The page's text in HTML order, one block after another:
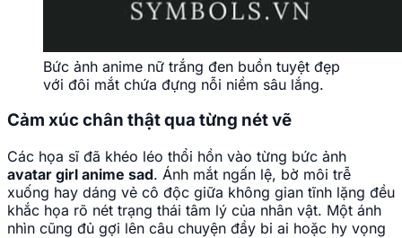
Bức ảnh anime nữ trắng đen buồn tuyệt đẹp
với đôi mắt chứa đựng nỗi niềm sâu lắng.
Cảm xúc chân thật qua từng nét vẽ
Các họa sĩ đã khéo léo thổi hồn vào từng bức ảnh
avatar girl anime sad. Ánh mắt ngấn lệ, bờ môi trễ
xuống hay dáng vẻ cô độc giữa không gian tĩnh lặng đều
khắc họa rõ nét trạng thái tâm lý của nhân vật. Một ánh
nhìn cũng đủ gợi lên câu chuyện đầy bi ai hoặc hy vọng